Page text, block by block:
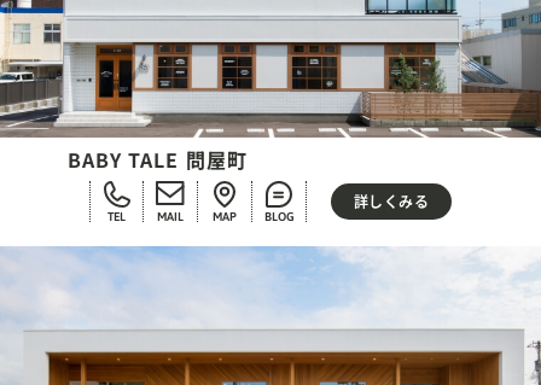
BABY TALE 問屋町
TEL MAIL MAP BLOG
詳しくみる